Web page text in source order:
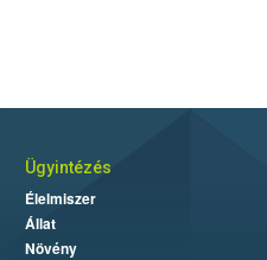
Ügyintézés
Élelmiszer
Állat
Növény